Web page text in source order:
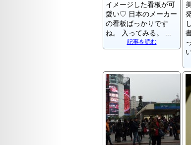
イメージした看板が可
愛い♡ 日本のメーカー
の看板ばっかりです
ね。 入ってみる。 ...
記事を読む